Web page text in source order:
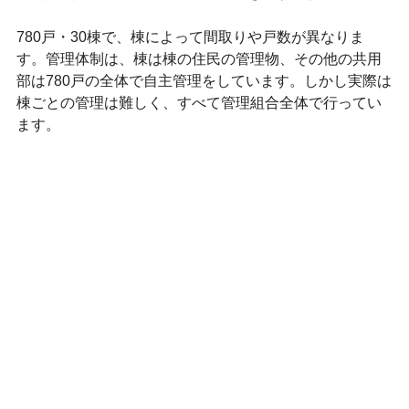
780戸・30棟で、棟によって間取りや戸数が異なりま
す。管理体制は、棟は棟の住民の管理物、その他の共用
部は780戸の全体で自主管理をしています。しかし実際は
棟ごとの管理は難しく、すべて管理組合全体で行ってい
ます。